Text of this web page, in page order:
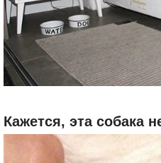
Кажется, эта собака